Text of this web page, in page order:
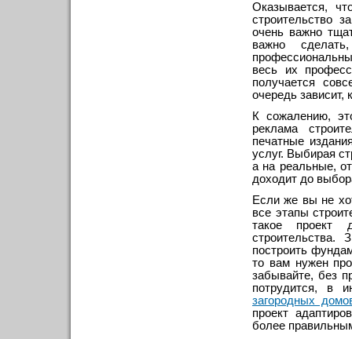
Оказывается,
строительство
очень важно
важно
весь их
получается
очередь зависит,
К сожалению,
реклама
печатные
услуг. Выбирая
а на реальные,
доходит до
Если же вы не
все этапы
такое проект
строительства.
построить
то вам нужен
забывайте, без
потрудится, в
загородных
проект
более